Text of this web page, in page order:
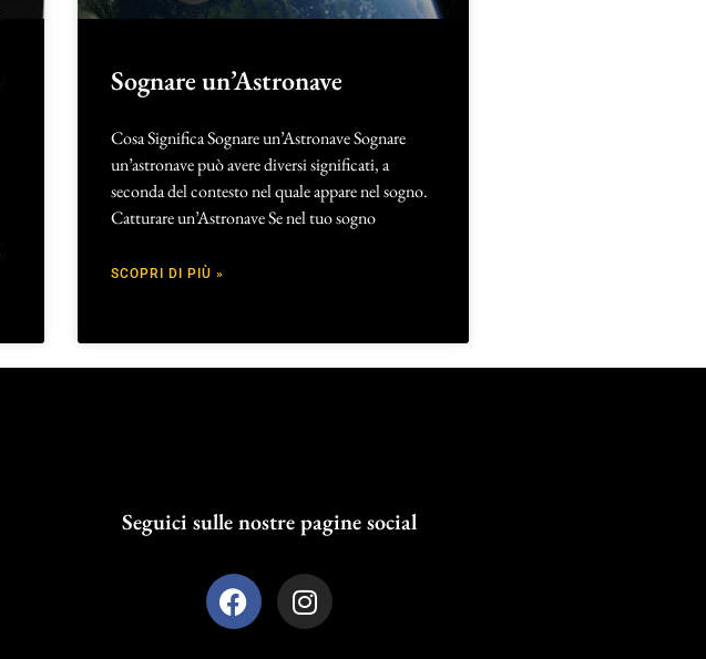
Sognare un’Astronave
Cosa Significa Sognare un’Astronave Sognare
un’astronave può avere diversi significati, a
seconda del contesto nel quale appare nel sogno.
Catturare un’Astronave Se nel tuo sogno
SCOPRI DI PIÙ »
Seguici sulle nostre pagine social
F
a
I
n